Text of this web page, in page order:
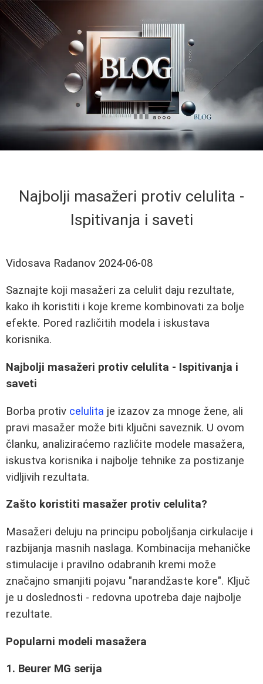
Najbolji masažeri protiv celulita -
Ispitivanja i saveti
Vidosava Radanov 2024-06-08
Saznajte koji masažeri za celulit daju rezultate,
kako ih koristiti i koje kreme kombinovati za bolje
efekte. Pored različitih modela i iskustava
korisnika.
Najbolji masažeri protiv celulita - Ispitivanja i
saveti
Borba protiv celulita je izazov za mnoge žene, ali
pravi masažer može biti ključni saveznik. U ovom
članku, analiziraćemo različite modele masažera,
iskustva korisnika i najbolje tehnike za postizanje
vidljivih rezultata.
Zašto koristiti masažer protiv celulita?
Masažeri deluju na principu poboljšanja cirkulacije i
razbijanja masnih naslaga. Kombinacija mehaničke
stimulacije i pravilno odabranih kremi može
značajno smanjiti pojavu "narandžaste kore". Ključ
je u doslednosti - redovna upotreba daje najbolje
rezultate.
Popularni modeli masažera
1. Beurer MG serija